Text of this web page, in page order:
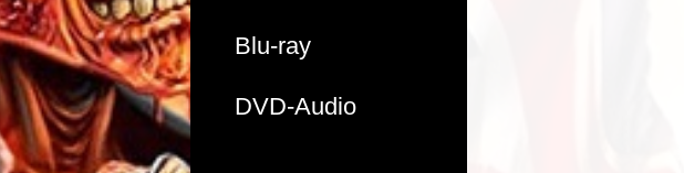
Blu-ray
DVD-Audio